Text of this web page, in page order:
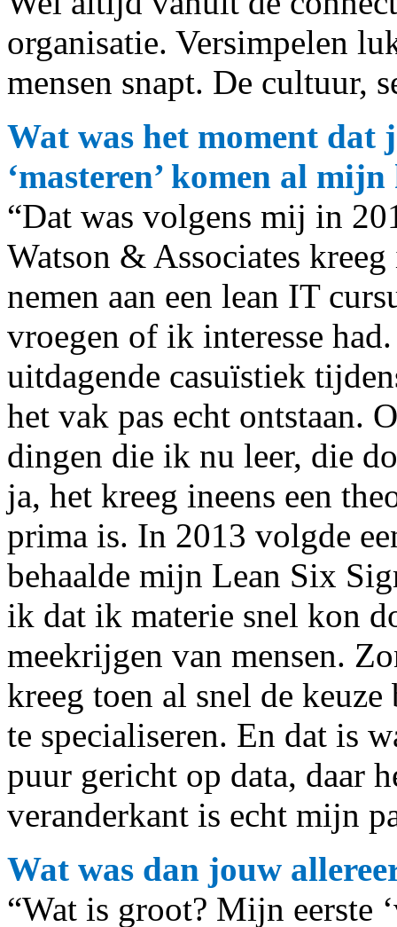
organisatie. Versimpelen
mensen snapt. De cultuur,
Wat was het moment
‘masteren’ komen al
“Dat was volgens mij in
Watson & Associates
nemen aan een lean IT
vroegen of ik interesse
uitdagende casuïstiek
het vak pas echt ontstaan.
dingen die ik nu leer, die
ja, het kreeg ineens een
prima is. In 2013 volgde
behaalde mijn Lean Six
ik dat ik materie snel kon
meekrijgen van mensen.
kreeg toen al snel de
te specialiseren. En dat is
puur gericht op data, daar
veranderkant is echt mijn
Wat was dan jouw
“Wat is groot? Mijn eerste